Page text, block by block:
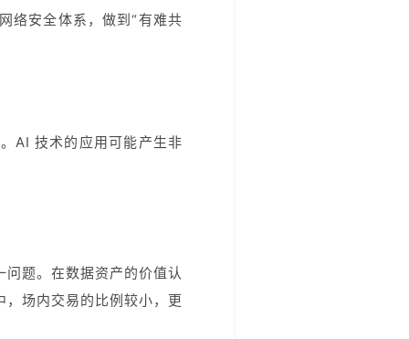
络安全体系，做到“有难共
AI 技术的应用可能产生非
题。在数据资产的价值认
场内交易的比例较小，更